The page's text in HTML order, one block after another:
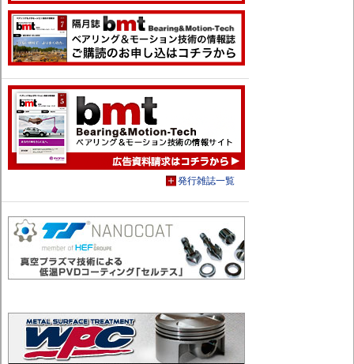
発行雑誌一覧